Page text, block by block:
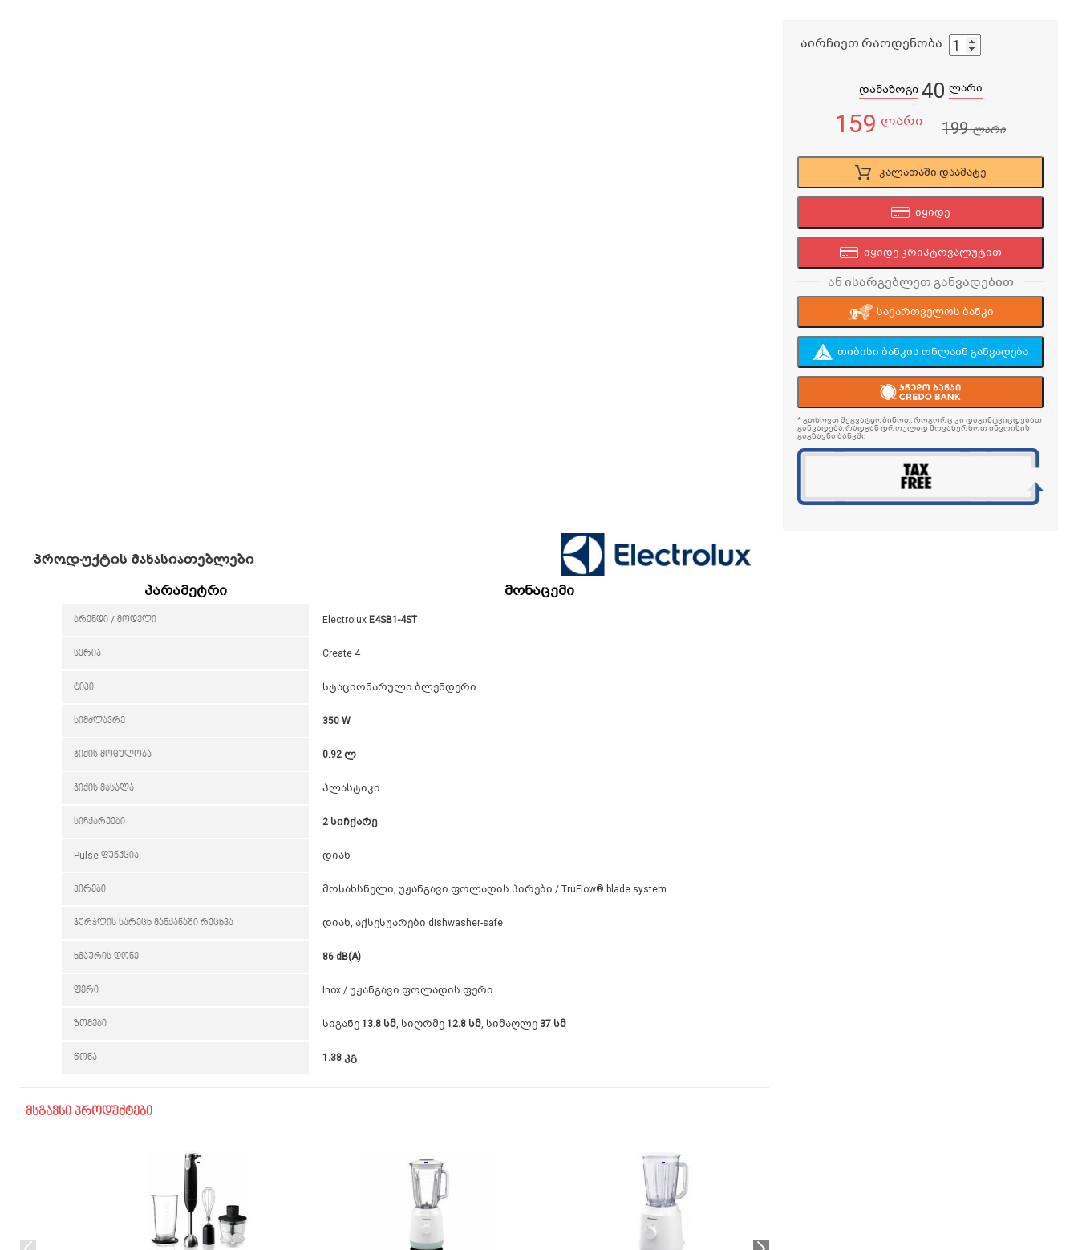
აირჩიეთ რაოდენობა
დანაზოგი 40 ლარი
159 ლარი 199ლარი
კალათაში დაამატე
იყიდე
იყიდე კრიპტოვალუტით
ან ისარგებლეთ განვადებით
საქართველოს ბანკი
თიბისი ბანკის ონლაინ განვადება
* გთხოვთ შეგვატყობინოთ, როგორც კი დაგიმტკიცდებათ
განვადება, რადგან დროულად მოვახერხოთ ინვოისის
გაგზავნა ბანკში
პროდუქტის მახასიათებლები
პარამეტრი მონაცემი
ბრენდი / მოდელი Electrolux E4SB1-4ST
სერია Create 4
ტიპი სტაციონარული ბლენდერი
სიმძლავრე 350 W
ჭიქის მოცულობა 0.92 ლ
ჭიქის მასალა პლასტიკი
სიჩქარეები 2 სიჩქარე
Pulse ფუნქცია დიახ
პირები მოსახსნელი, უჟანგავი ფოლადის პირები / TruFlow® blade system
ჭურჭლის სარეცხ მანქანაში რეცხვა დიახ, აქსესუარები dishwasher-safe
ხმაურის დონე 86 dB(A)
ფერი Inox / უჟანგავი ფოლადის ფერი
ზომები სიგანე 13.8 სმ , სიღრმე 12.8 სმ , სიმაღლე 37 სმ
წონა 1.38 კგ
მსგავსი პროდუქტები